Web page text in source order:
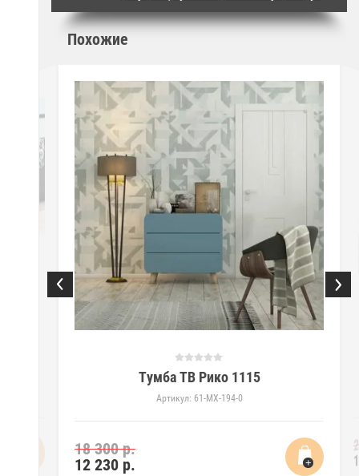
Похожие
Тумба ТВ Рико 1115
Артикул: 61-MX-194-0
18 300 р.
12 230 р.